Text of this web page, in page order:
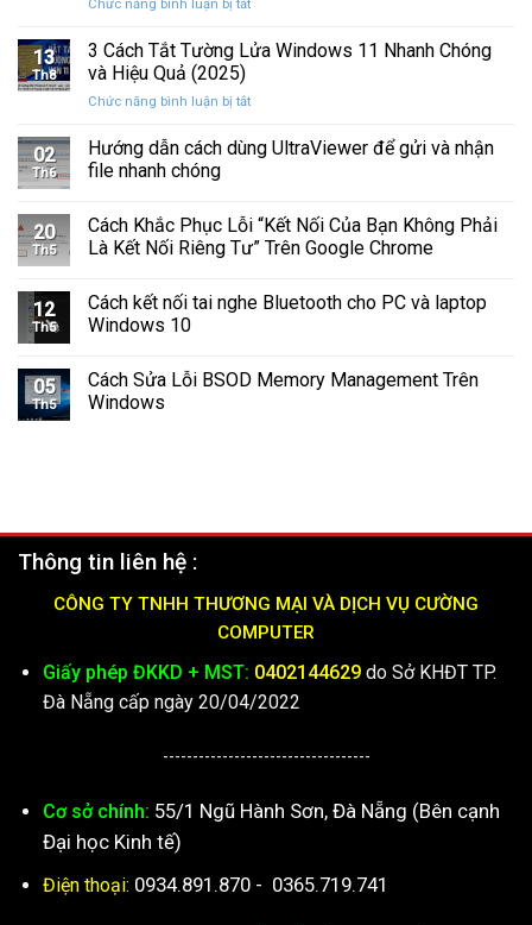
Cứng
Hỏng
Hình
Giác
Trên
C
Chức năng bình luận bị tắtở
Sửa
Âm
Khi
11
13
Th8
3 Cách Tắt Tường Lửa Windows 11 Nhanh Chóng
và Hiệu Quả (2025)
Chức năng bình luận bị tắtở
Cách
Tắt
Windows
11
và
02
Th6
Hướng dẫn cách dùng UltraViewer để gửi và nhận
file nhanh chóng
20
Th5
Cách Khắc Phục Lỗi “Kết Nối Của Bạn Không Phải
Là Kết Nối Riêng Tư” Trên Google Chrome
12
Th5
Cách kết nối tai nghe Bluetooth cho PC và laptop
Windows 10
05
Th5
Cách Sửa Lỗi BSOD Memory Management Trên
Windows
Thông tin liên hệ :
CÔNG TY TNHH THƯƠNG MẠI VÀ DỊCH VỤ CƯỜNG
COMPUTER
Giấy phép ĐKKD + MST: 0402144629do Sở KHĐT TP.
Đà Nẵng cấp ngày 20/04/2022
-----------------------------------
Cơ sở chính: 55/1 Ngũ Hành Sơn, Đà Nẵng (Bên cạnh
Đại học Kinh tế)
Điện thoại: 0934.891.870 - 0365.719.741